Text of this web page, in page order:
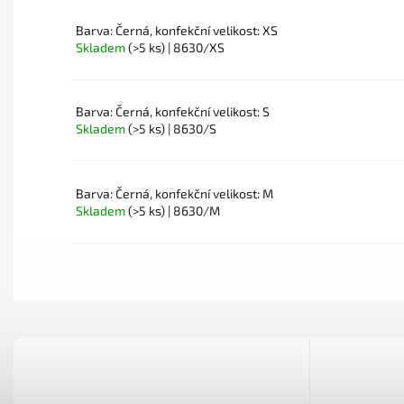
Barva: Černá, konfekční velikost: XS
Skladem(>5 ks) | 8630/XS
Barva: Černá, konfekční velikost: S
Skladem(>5 ks) | 8630/S
Barva: Černá, konfekční velikost: M
Skladem(>5 ks) | 8630/M